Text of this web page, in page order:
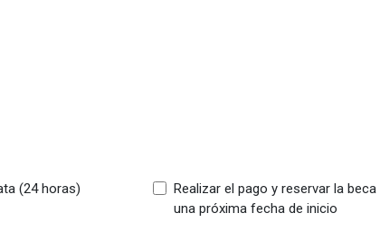
(24 horas)
Realizar el pago y reservar la beca
una próxima fecha de inicio